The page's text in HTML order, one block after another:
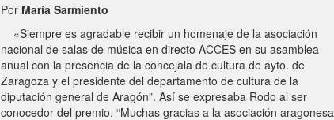
Por María Sarmiento
«Siempre es agradable recibir un homenaje de la asociación
nacional de salas de música en directo ACCES en su asamblea
anual con la presencia de la concejala de cultura de ayto. de
Zaragoza y el presidente del departamento de cultura de la
diputación general de Aragón”. Así se expresaba Rodo al ser
conocedor del premio. “Muchas gracias a la asociación aragonesa